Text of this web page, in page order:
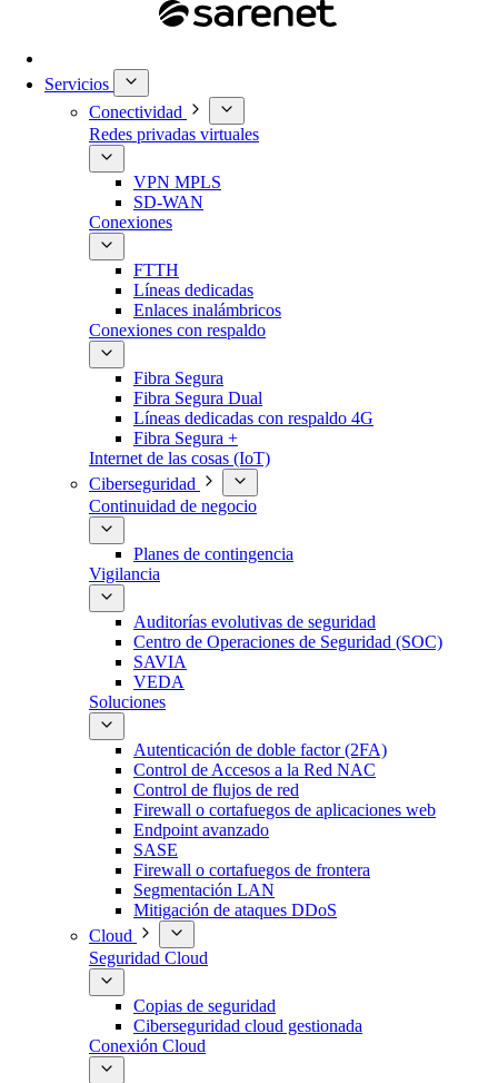
Servicios
Conectividad
Redes privadas virtuales
VPN MPLS
SD-WAN
Conexiones
FTTH
Líneas dedicadas
Enlaces inalámbricos
Conexiones con respaldo
Fibra Segura
Fibra Segura Dual
Líneas dedicadas con respaldo 4G
Fibra Segura +
Internet de las cosas (IoT)
Ciberseguridad
Continuidad de negocio
Planes de contingencia
Vigilancia
Auditorías evolutivas de seguridad
Centro de Operaciones de Seguridad (SOC)
SAVIA
VEDA
Soluciones
Autenticación de doble factor (2FA)
Control de Accesos a la Red NAC
Control de flujos de red
Firewall o cortafuegos de aplicaciones web
Endpoint avanzado
SASE
Firewall o cortafuegos de frontera
Segmentación LAN
Mitigación de ataques DDoS
Cloud
Seguridad Cloud
Copias de seguridad
Ciberseguridad cloud gestionada
Conexión Cloud